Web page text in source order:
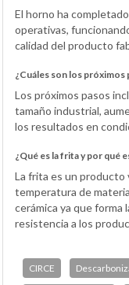
El horno ha
operativas,
calidad del producto
¿Cuáles son los próximos
Los próximos pasos
tamaño industrial,
los resultados en
¿Qué es la frita y por qué
La frita es un
temperatura de
cerámica ya que forma
resistencia a los
CIRCE